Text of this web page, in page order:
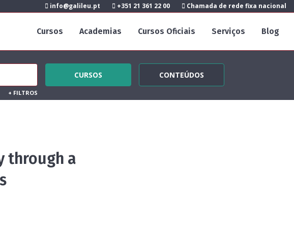
info@galileu.pt +351 21 361 22 00 Chamada de rede fixa nacional
Cursos Academias Cursos Oficiais Serviços Blog
CURSOS CONTEÚDOS
+ FILTROS
through a